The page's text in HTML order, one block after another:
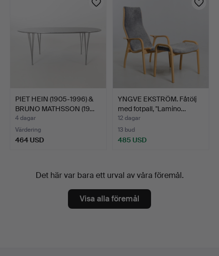
PIET HEIN (1905-1996) &
BRUNO MATHSSON (19…
4 dagar
Värdering
464 USD
YNGVE EKSTRÖM. Fåtölj
med fotpall, "Lamino…
12 dagar
13 bud
485 USD
Det här var bara ett urval av våra föremål.
Visa alla föremål